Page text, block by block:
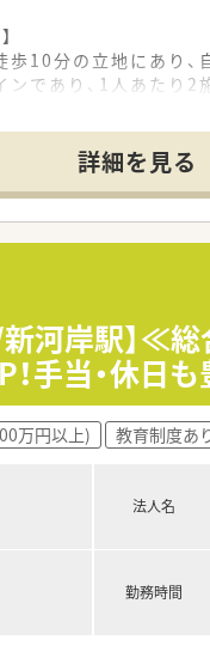
10分の立地にあり、
であり、1人あたり2
齢者向け住宅を運営
する独自の戦略によ
作りを最優先に考え
、週末は土日休みで
も、多職種との連携
いる方にとって、駅
とで患者様の経過を
倒的な少なさであ
織が拡大していく過
詳細を見る
河岸駅】≪
手当・休日
万円以上) 教育制度あ
法人名
勤務時間